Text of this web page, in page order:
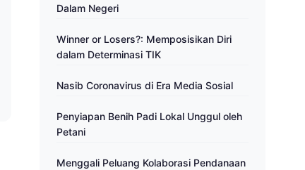
Dalam Negeri
Winner or Losers?: Memposisikan Diri
dalam Determinasi TIK
Nasib Coronavirus di Era Media Sosial
Penyiapan Benih Padi Lokal Unggul oleh
Petani
Menggali Peluang Kolaborasi Pendanaan